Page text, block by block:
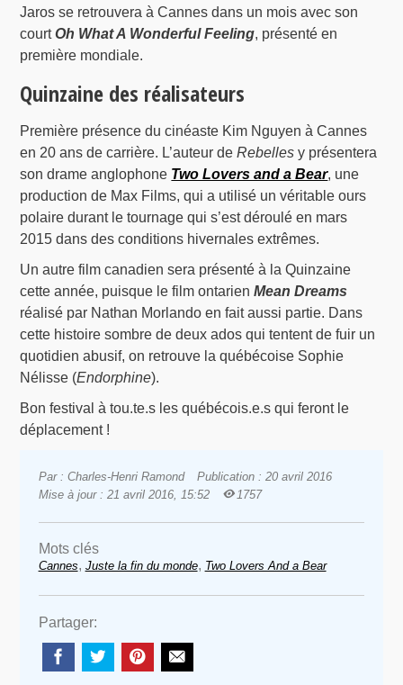
Jaros se retrouvera à Cannes dans un mois avec son
courtOh What A Wonderful Feeling, présenté en
première mondiale.
Quinzaine des réalisateurs
Première présence du cinéaste Kim Nguyen à Cannes
en 20 ans de carrière. L’auteur deRebelles y présentera
son drame anglophone Two Lovers and a Bear, une
production de Max Films, qui a utilisé un véritable ours
polaire durant le tournage qui s’est déroulé en mars
2015 dans des conditions hivernales extrêmes.
Un autre film canadien sera présenté à la Quinzaine
cette année, puisque le film ontarienMean Dreams
réalisé par Nathan Morlando en fait aussi partie. Dans
cette histoire sombre de deux ados qui tentent de fuir un
quotidien abusif, on retrouve la québécoise Sophie
Nélisse (Endorphine).
Bon festival à tou.te.s les québécois.e.s qui feront le
déplacement !
Par : Charles-Henri Ramond
Publication : 20 avril 2016
Mise à jour : 21 avril 2016, 15:52
1757
Mots clés
Cannes, Juste la fin du monde, Two Lovers And a Bear
Partager: